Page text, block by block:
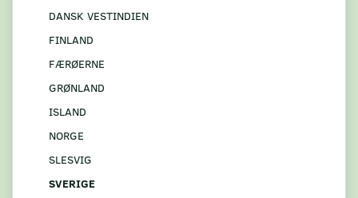
DANSK VESTINDIEN
FINLAND
FÆRØERNE
GRØNLAND
ISLAND
NORGE
SLESVIG
SVERIGE